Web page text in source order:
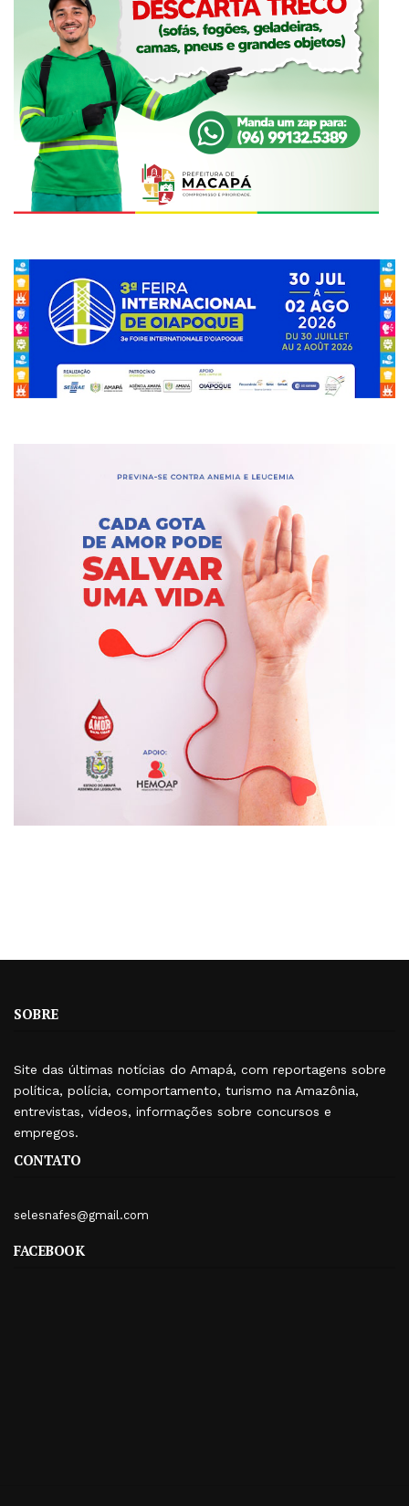
SOBRE
Site das últimas notícias do Amapá, com reportagens sobre
política, polícia, comportamento, turismo na Amazônia,
entrevistas, vídeos, informações sobre concursos e
empregos.
CONTATO
selesnafes@gmail.com
FACEBOOK